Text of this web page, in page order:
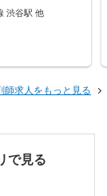
渋谷駅 他
師求人をもっと見る
で見る